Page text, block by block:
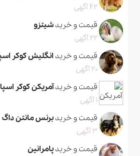
42 آگهی
قیمت و خریدشیتزو
22 آگهی
قیمت و خرید انگلیش کوکر
20 آگهی
قیمت و خریدآمریکن کوکر
1 آگهی
قیمت و خریدبرنس مانتن داگ
3 آگهی
قیمت و خریدپامرانین